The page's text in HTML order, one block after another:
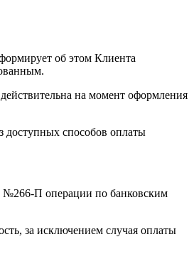
об этом Клиента
на момент оформления
доступных способов оплаты
№266-П операции по банковским
за исключением случая оплаты